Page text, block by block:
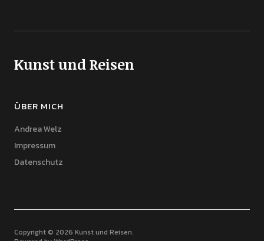
Kunst und Reisen
ÜBER MICH
Andrea Welz
Impressum
Datenschutz
Copyright © 2026 Kunst und Reisen